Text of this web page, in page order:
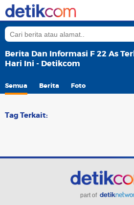
Berita Dan Informasi F 22 As
Hari Ini - Detikcom
Semua Berita Foto
Tag Terkait:
part of